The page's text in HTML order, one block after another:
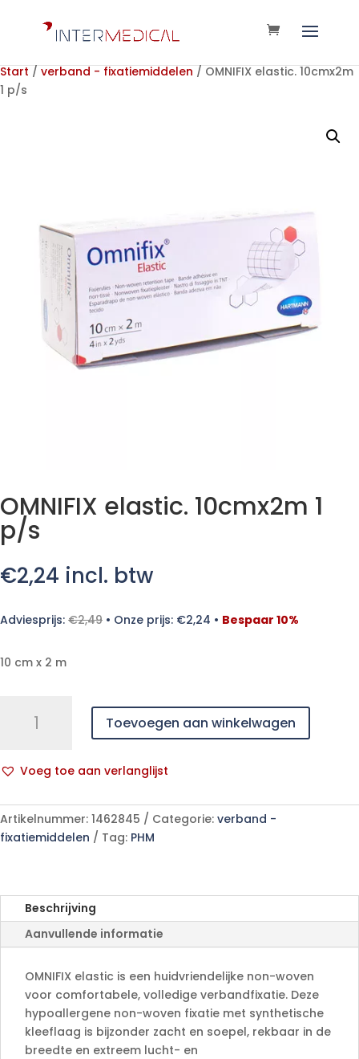
Start / verband - fixatiemiddelen / OMNIFIX elastic. 10cmx2m
1 p/s
OMNIFIX elastic. 10cmx2m 1
p/s
€2,24 incl. btw
Adviesprijs: €2,49 • Onze prijs: €2,24 • Bespaar 10%
10 cm x 2 m
elastic.
p/s
Toevoegen aan winkelwagen
Voeg toe aan verlanglijst
l
t
e
a
t
Artikelnummer: 1462845 Categorie: verband -
fixatiemiddelen
Tag: PHM
Beschrijving
Aanvullende informatie
OMNIFIX elastic is een huidvriendelijke non-woven
voor comfortabele, volledige verbandfixatie. Deze
hypoallergene non-woven fixatie met synthetische
kleeflaag is bijzonder zacht en soepel, rekbaar in de
breedte en extreem lucht- en